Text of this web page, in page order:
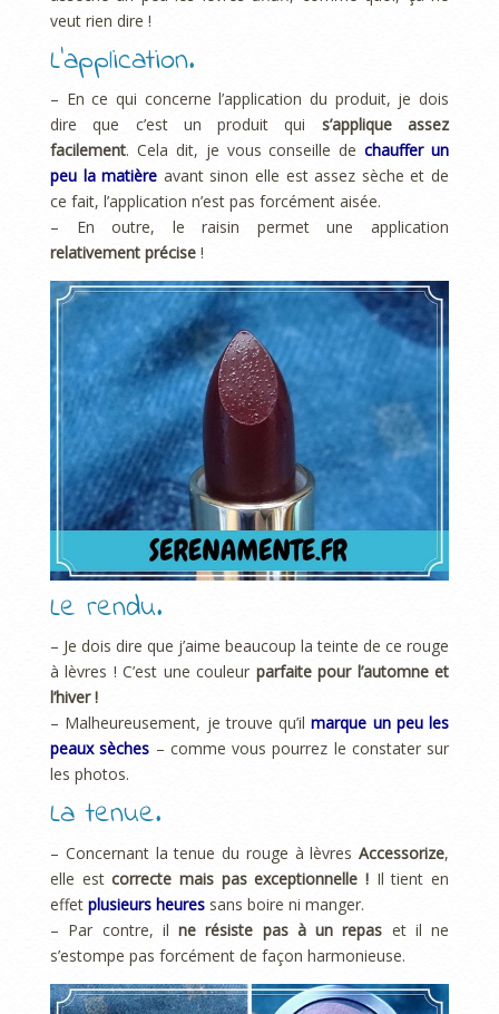
veut rien dire !
L’application.
– En ce qui concerne l’application du produit, je dois
dire que c’est un produit qui s’applique assez
facilement. Cela dit, je vous conseille dechauffer un
peu la matière avant sinon elle est assez sèche et de
ce fait, l’application n’est pas forcément aisée.
– En outre, le raisin permet une application
relativement précise !
Le rendu.
– Je dois dire que j’aime beaucoup la teinte de ce rouge
à lèvres ! C’est une couleur parfaite pour l’automne et
l’hiver !
– Malheureusement, je trouve qu’ilmarque un peu les
peaux sèches – comme vous pourrez le constater sur
les photos.
La tenue.
– Concernant la tenue du rouge à lèvres Accessorize,
elle estcorrecte mais pas exceptionnelle ! Il tient en
effet plusieurs heures sans boire ni manger.
– Par contre, il ne résiste pas à un repas et il ne
s’estompe pas forcément de façon harmonieuse.